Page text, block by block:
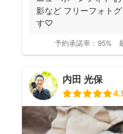
影など フリーフォト
す♡
予約承諾率： 95%
内田 光保